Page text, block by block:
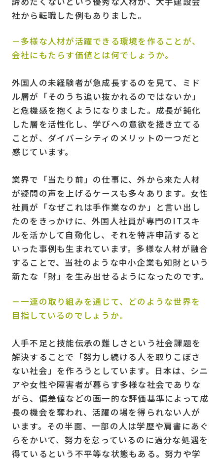
社から転職した例もありました。
－多様な人材が活躍できる環境を作ることが、
会社にもたらす価値とは何でしょうか。
外国人の未経験者が急成長するのを見て、ミド
ル層が「そのうち追い抜かれるのではないか」
と危機感を抱くようになりました。成長が鈍化
した層を活性化し、学びへの意欲を掻き立てる
ことが、ダイバーシティのメリットの一つだと
感じています。
業界で「当たり前」の仕事に、外から来た人材
が疑問の声を上げるケースも多々あります。女性
社員が「なぜこれは手作業なのか」と言い出し
たのをきっかけに、外国人社員が専門のITスキ
ルを活かして自動化し、それを特許申請すると
いった事例も生まれています。多様な人材が融合
することで、当社のような中小企業も知財という
新たな「財」を生み出せるようになったのです。
－一連の取り組みを通じて、どのような世界を
目指しているのでしょうか。
人手不足と技能伝承の難しさという社会課題を
解決することで「努力し続ける人を取りこぼさ
ない社会」を作ろうとしています。日本は、シニ
アや女性や障害者が暮らす多様な社会でありな
がら、偏差値などの画一的な評価基準によって成
長の機会を奪われ、活躍の場を得られない人が
います。その半面、一部の人は学歴や肩書にあぐ
らをかいて、努力を怠っているのに過分な処遇を
得ているという不平等な状態もある。努力や学